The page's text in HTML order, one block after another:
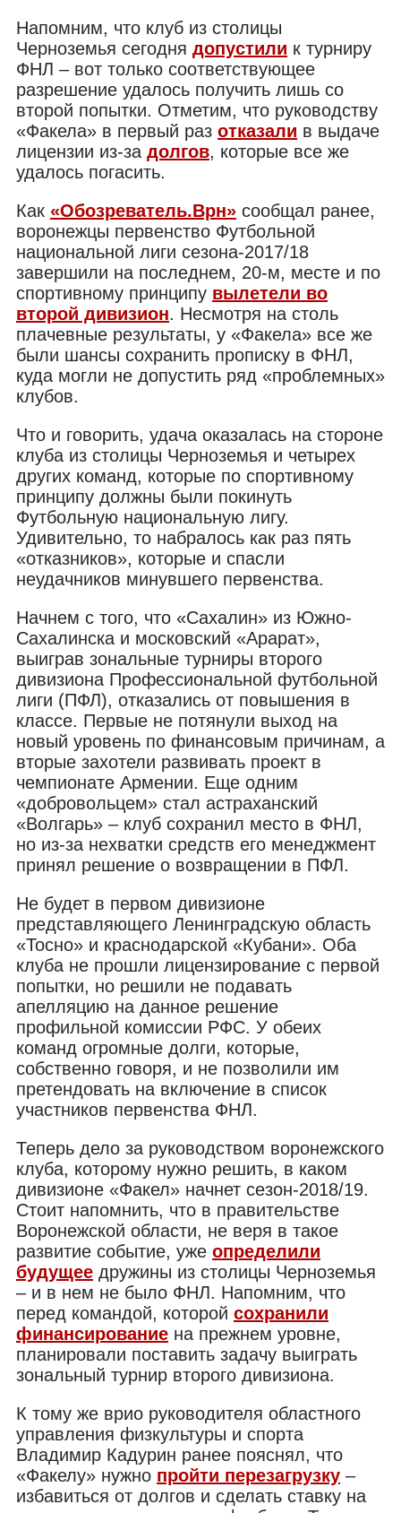
Напомним, что клуб из столицы
Черноземья сегодня допустили к турниру
ФНЛ – вот только соответствующее
разрешение удалось получить лишь со
второй попытки. Отметим, что руководству
«Факела» в первый раз отказали в выдаче
лицензии из-за долгов, которые все же
удалось погасить.
Как «Обозреватель.Врн» сообщал ранее,
воронежцы первенство Футбольной
национальной лиги сезона-2017/18
завершили на последнем, 20-м, месте и по
спортивному принципу вылетели во
второй дивизион. Несмотря на столь
плачевные результаты, у «Факела» все же
были шансы сохранить прописку в ФНЛ,
куда могли не допустить ряд «проблемных»
клубов.
Что и говорить, удача оказалась на стороне
клуба из столицы Черноземья и четырех
других команд, которые по спортивному
принципу должны были покинуть
Футбольную национальную лигу.
Удивительно, то набралось как раз пять
«отказников», которые и спасли
неудачников минувшего первенства.
Начнем с того, что «Сахалин» из Южно-
Сахалинска и московский «Арарат»,
выиграв зональные турниры второго
дивизиона Профессиональной футбольной
лиги (ПФЛ), отказались от повышения в
классе. Первые не потянули выход на
новый уровень по финансовым причинам, а
вторые захотели развивать проект в
чемпионате Армении. Еще одним
«добровольцем» стал астраханский
«Волгарь» – клуб сохранил место в ФНЛ,
но из-за нехватки средств его менеджмент
принял решение о возвращении в ПФЛ.
Не будет в первом дивизионе
представляющего Ленинградскую область
«Тосно» и краснодарской «Кубани». Оба
клуба не прошли лицензирование с первой
попытки, но решили не подавать
апелляцию на данное решение
профильной комиссии РФС. У обеих
команд огромные долги, которые,
собственно говоря, и не позволили им
претендовать на включение в список
участников первенства ФНЛ.
Теперь дело за руководством воронежского
клуба, которому нужно решить, в каком
дивизионе «Факел» начнет сезон-2018/19.
Стоит напомнить, что в правительстве
Воронежской области, не веря в такое
развитие событие, уже определили
будущее дружины из столицы Черноземья
– и в нем не было ФНЛ. Напомним, что
перед командой, которой сохранили
финансирование на прежнем уровне,
планировали поставить задачу выиграть
зональный турнир второго дивизиона.
К тому же врио руководителя областного
управления физкультуры и спорта
Владимир Кадурин ранее пояснял, что
«Факелу» нужно пройти перезагрузку –
избавиться от долгов и сделать ставку на